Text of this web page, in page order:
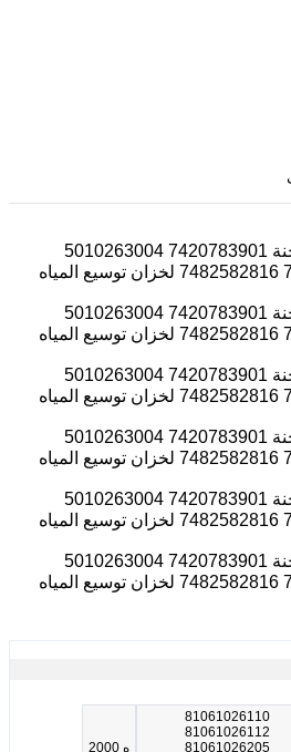
81061026110
81061026112
81061026205
ه 2000